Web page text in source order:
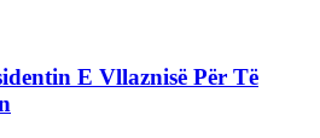
E Vllaznisë Për Të